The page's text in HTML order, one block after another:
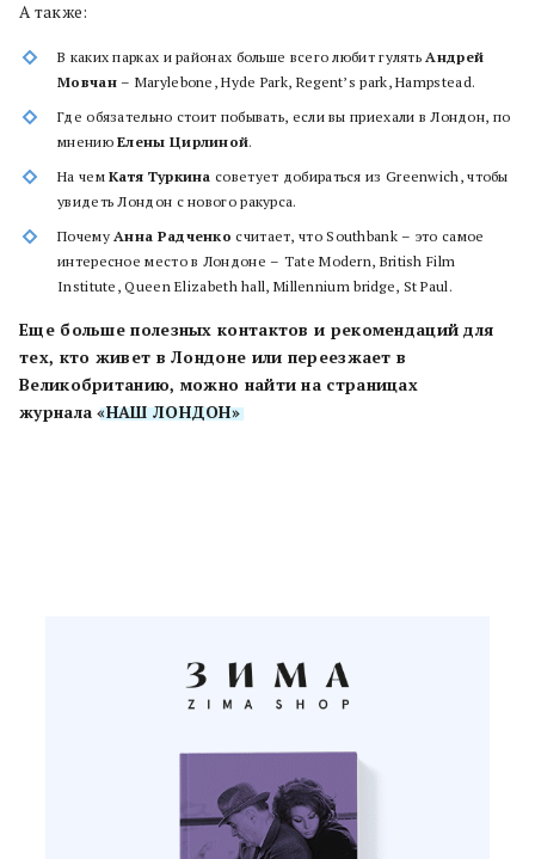
А также:
В каких парках и районах больше всего любит гулятьАндрей
Мовчан– Marylebone, Hyde Park, Regent’s park, Hampstead.
Где обязательно стоит побывать, если вы приехали в Лондон, по
мнениюЕлены Цирлиной.
На чемКатя Туркина советует добираться из Greenwich, чтобы
увидеть Лондон с нового ракурса.
ПочемуАнна Радченко считает, что Southbank – это самое
интересное место в Лондоне – Tate Modern, British Film
Institute, Queen Elizabeth hall, Millennium bridge, St Paul.
Еще больше полезных контактов и рекомендаций для
тех, кто живет в Лондоне или переезжает в
Великобританию, можно найти на страницах
журнала«НАШ ЛОНДОН».